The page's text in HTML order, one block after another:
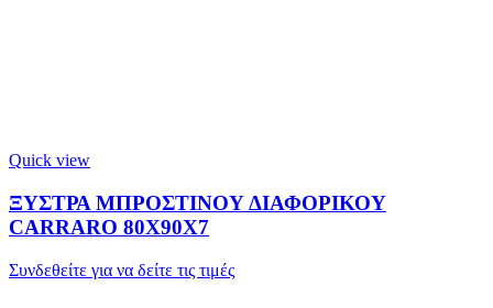
Quick view
ΞΥΣΤΡΑ ΜΠΡΟΣΤΙΝΟΥ ΔΙΑΦΟΡΙΚΟΥ
CARRARO 80X90X7
Συνδεθείτε για να δείτε τις τιμές